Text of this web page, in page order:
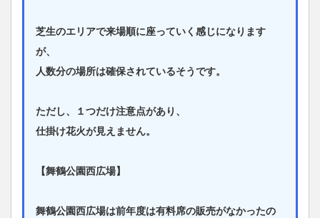
芝生のエリアで来場順に座っていく感じになります
が、
人数分の場所は確保されているそうです。
ただし、１つだけ注意点があり、
仕掛け花火が見えません。
【舞鶴公園西広場】
舞鶴公園西広場は前年度は有料席の販売がなかったの